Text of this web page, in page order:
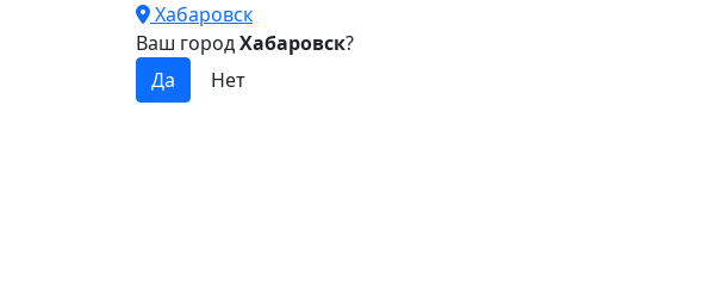
Хабаровск
Ваш городХабаровск?